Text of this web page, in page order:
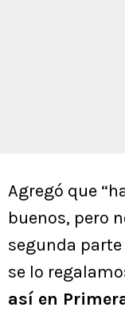
Agregó que
buenos, pero
segunda
se lo
así en